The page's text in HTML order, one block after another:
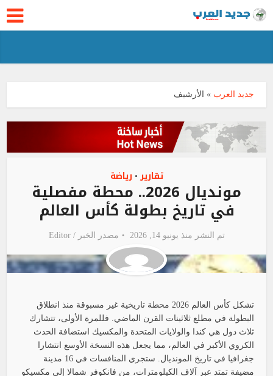
جديد العرب » الأرشيف
تقارير • رياضة
مونديال 2026.. محطة مفصلية
في تاريخ بطولة كأس العالم
تم النشر منذ يونيو 14, 2026 مصدر الخبر /Editor
تشكل كأس العالم 2026 محطة تاريخية غير مسبوقة منذ انطلاق
البطولة في مطلع ثلاثينات القرن الماضي. فللمرة الأولى، تتشارك
ثلاث دول هي كندا والولايات المتحدة والمكسيك استضافة الحدث
الكروي الأكبر في العالم، مما يجعل هذه النسخة الأوسع انتشارا
جغرافيا في تاريخ المونديال. ستجري المنافسات في 16 مدينة
مضيفة تمتد عبر آلاف الكيلومترات، من فانكوفر شمالا إلى مكسيكو